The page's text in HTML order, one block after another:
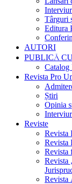
Târguri
Editura
AUTORI
PUBLICĂ
Catalog
Revista Pro
Știri
Opinia
Reviste
Revista
Revista
Revista
Revista
Revista